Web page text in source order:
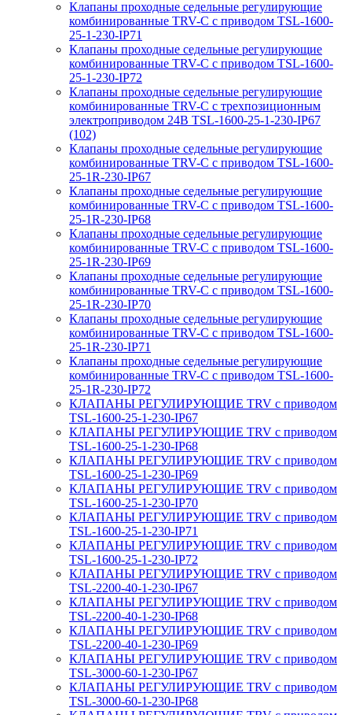
Клапаны проходные седельные регулирующие
комбинированные TRV-С с приводом TSL-1600-
25-1-230-IP71
Клапаны проходные седельные регулирующие
комбинированные TRV-С с приводом TSL-1600-
25-1-230-IP72
Клапаны проходные седельные регулирующие
комбинированные TRV-С с трехпозиционным
электроприводом 24В TSL-1600-25-1-230-IP67
(102)
Клапаны проходные седельные регулирующие
комбинированные TRV-С с приводом TSL-1600-
25-1R-230-IP67
Клапаны проходные седельные регулирующие
комбинированные TRV-С с приводом TSL-1600-
25-1R-230-IP68
Клапаны проходные седельные регулирующие
комбинированные TRV-С с приводом TSL-1600-
25-1R-230-IP69
Клапаны проходные седельные регулирующие
комбинированные TRV-С с приводом TSL-1600-
25-1R-230-IP70
Клапаны проходные седельные регулирующие
комбинированные TRV-С с приводом TSL-1600-
25-1R-230-IP71
Клапаны проходные седельные регулирующие
комбинированные TRV-С с приводом TSL-1600-
25-1R-230-IP72
КЛАПАНЫ РЕГУЛИРУЮЩИЕ TRV с приводом
TSL-1600-25-1-230-IP67
КЛАПАНЫ РЕГУЛИРУЮЩИЕ TRV с приводом
TSL-1600-25-1-230-IP68
КЛАПАНЫ РЕГУЛИРУЮЩИЕ TRV с приводом
TSL-1600-25-1-230-IP69
КЛАПАНЫ РЕГУЛИРУЮЩИЕ TRV с приводом
TSL-1600-25-1-230-IP70
КЛАПАНЫ РЕГУЛИРУЮЩИЕ TRV с приводом
TSL-1600-25-1-230-IP71
КЛАПАНЫ РЕГУЛИРУЮЩИЕ TRV с приводом
TSL-1600-25-1-230-IP72
КЛАПАНЫ РЕГУЛИРУЮЩИЕ TRV с приводом
TSL-2200-40-1-230-IP67
КЛАПАНЫ РЕГУЛИРУЮЩИЕ TRV с приводом
TSL-2200-40-1-230-IP68
КЛАПАНЫ РЕГУЛИРУЮЩИЕ TRV с приводом
TSL-2200-40-1-230-IP69
КЛАПАНЫ РЕГУЛИРУЮЩИЕ TRV с приводом
TSL-3000-60-1-230-IP67
КЛАПАНЫ РЕГУЛИРУЮЩИЕ TRV с приводом
TSL-3000-60-1-230-IP68